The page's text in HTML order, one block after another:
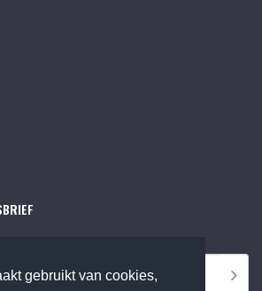
gebruikt van cookies,